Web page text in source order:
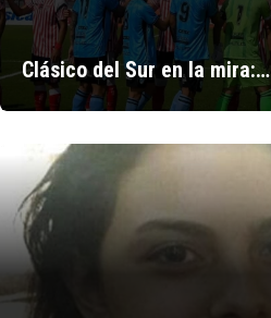
Clásico del Sur en la mira:…